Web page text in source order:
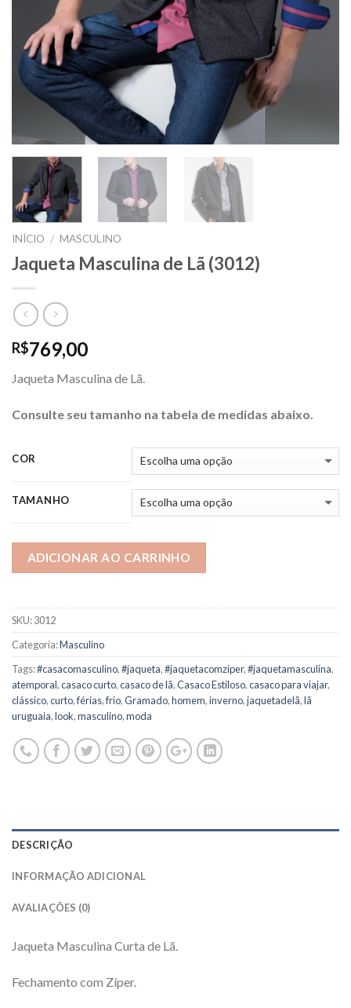
INÍCIO / MASCULINO
Jaqueta Masculina de Lã (3012)
R$769,00
Jaqueta Masculina de Lã.
Consulte seu tamanho na tabela de medidas abaixo.
COR
TAMANHO
ADICIONAR AO CARRINHO
SKU:3012
Categoria:Masculino
Tags:#casacomasculino,#jaqueta,#jaquetacomziper,#jaquetamasculina,
atemporal,casaco curto,casaco de lã,Casaco Estiloso,casaco para viajar,
clássico,curto,férias,frio,Gramado,homem,inverno,jaquetadelã,lã
uruguaia,look,masculino,moda
DESCRIÇÃO
INFORMAÇÃO ADICIONAL
AVALIAÇÕES (0)
Jaqueta Masculina Curta de Lã.
Fechamento com Zíper.